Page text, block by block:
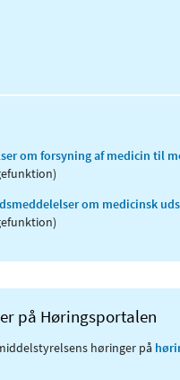
om forsyning af medicin til
om medicinsk
på Høringsportalen
høringer på